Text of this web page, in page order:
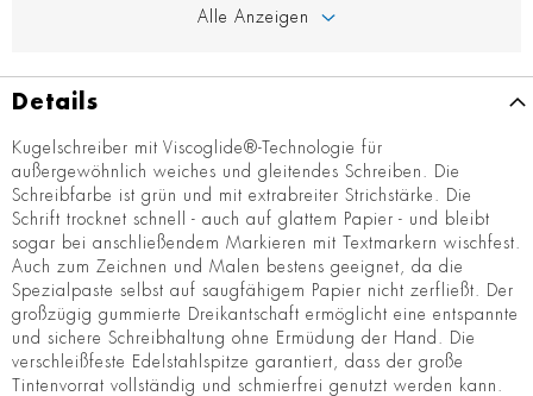
Alle Anzeigen
Details
Kugelschreiber mit Viscoglide®-Technologie für
außergewöhnlich weiches und gleitendes Schreiben. Die
Schreibfarbe ist grün und mit extrabreiter Strichstärke. Die
Schrift trocknet schnell - auch auf glattem Papier - und bleibt
sogar bei anschließendem Markieren mit Textmarkern wischfest.
Auch zum Zeichnen und Malen bestens geeignet, da die
Spezialpaste selbst auf saugfähigem Papier nicht zerfließt. Der
großzügig gummierte Dreikantschaft ermöglicht eine entspannte
und sichere Schreibhaltung ohne Ermüdung der Hand. Die
verschleißfeste Edelstahlspitze garantiert, dass der große
Tintenvorrat vollständig und schmierfrei genutzt werden kann.